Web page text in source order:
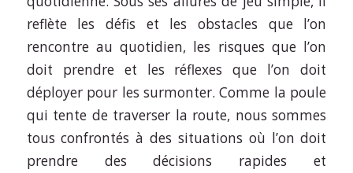
reflète les défis et les obstacles que l’on
rencontre au quotidien, les risques que l’on
doit prendre et les réflexes que l’on doit
déployer pour les surmonter. Comme la poule
qui tente de traverser la route, nous sommes
tous confrontés à des situations où l’on doit
prendre des décisions rapides et